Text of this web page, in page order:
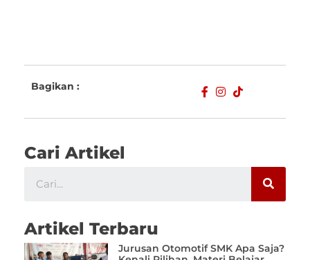
Bagikan :
Cari Artikel
Artikel Terbaru
Jurusan Otomotif SMK Apa Saja?